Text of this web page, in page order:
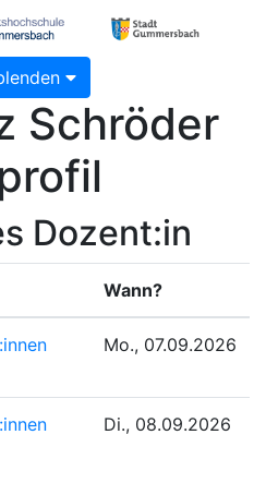
Schröder
Dozent:in
Wann?
Mo., 07.09.2026
Di., 08.09.2026